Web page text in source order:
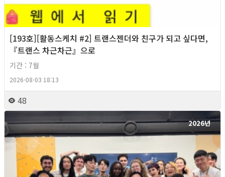
[193호][활동스케치 #2] 트랜스젠더와 친구가 되고 싶다면,
『트랜스 차근차근』으로
기간 : 7월
2026-08-03 18:13
48
2026년